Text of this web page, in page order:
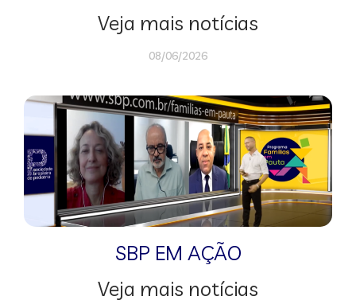
Veja mais notícias
08/06/2026
SBP EM AÇÃO
Veja mais notícias